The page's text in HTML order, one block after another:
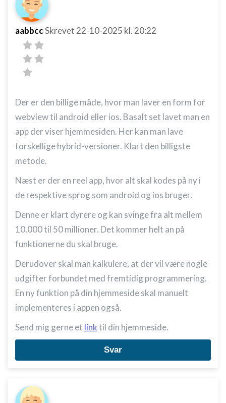
aabbccSkrevet 22-10-2025 kl. 20:22
Der er den billige måde, hvor man laver en form for
webview til android eller ios. Basalt set lavet man en
app der viser hjemmesiden. Her kan man lave
forskellige hybrid-versioner. Klart den billigste
metode.
Næst er der en reel app, hvor alt skal kodes på ny i
de respektive sprog som android og ios bruger.
Denne er klart dyrere og kan svinge fra alt mellem
10.000 til 50 millioner. Det kommer helt an på
funktionerne du skal bruge.
Derudover skal man kalkulere, at der vil være nogle
udgifter forbundet med fremtidig programmering.
En ny funktion på din hjemmeside skal manuelt
implementeres i appen også.
Send mig gerne et linktil din hjemmeside.
Svar